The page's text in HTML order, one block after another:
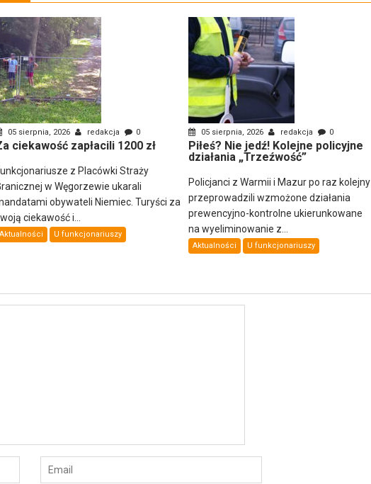
05 sierpnia, 2026 redakcja 0
ciekawość zapłacili 1200 zł
z Placówki Straży
w Węgorzewie ukarali
obywateli Niemiec. Turyści za
ciekawość i...
Aktualności U funkcjonariuszy
05 sierpnia, 2026 redakcja 0
Piłeś? Nie jedź! Kolejne policyjne
działania „Trzeźwość”
Policjanci z Warmii i Mazur po raz kolejny
przeprowadzili wzmożone działania
prewencyjno-kontrolne ukierunkowane
na wyeliminowanie z...
Aktualności U funkcjonariuszy